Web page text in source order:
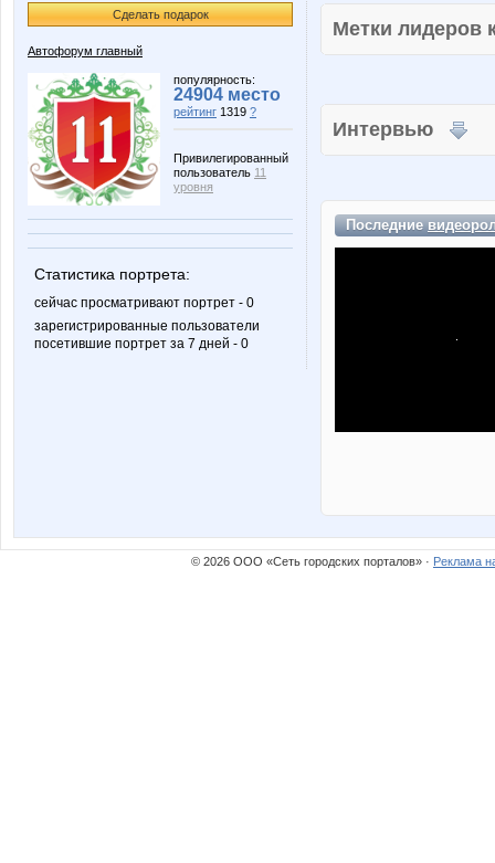
Сделать подарок
Автофорум главный
популярность:
24904 место
рейтинг 1319 ?
Привилегированный
пользователь 11
уровня
Статистика портрета:
сейчас просматривают портрет - 0
зарегистрированные пользователи
посетившие портрет за 7 дней - 0
Метки
Интервью
Последние
© 2026 ООО «Сеть городских порталов» · Реклама